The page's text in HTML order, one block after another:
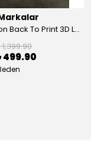
Yeni Sezon Back To Print 3D Logo T-shirt
499.90